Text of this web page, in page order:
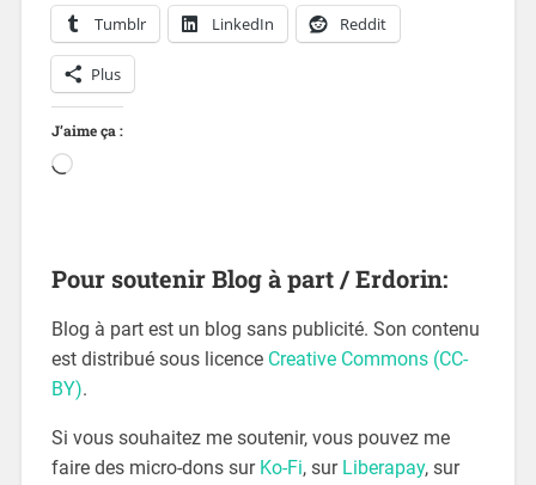
Tumblr LinkedIn Reddit
Plus
J’aime ça :
Pour soutenir Blog à part / Erdorin:
Blog à part est un blog sans publicité. Son contenu
est distribué sous licence Creative Commons (CC-
BY).
Si vous souhaitez me soutenir, vous pouvez me
faire des micro-dons sur Ko-Fi, sur Liberapay, sur